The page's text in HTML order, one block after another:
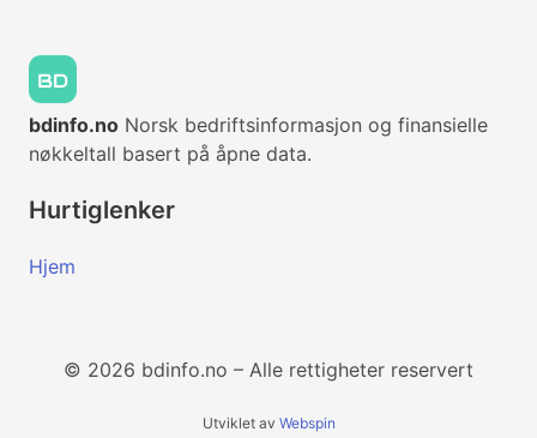
bdinfo.no Norsk bedriftsinformasjon og finansielle
nøkkeltall basert på åpne data.
Hurtiglenker
Hjem
© 2026 bdinfo.no – Alle rettigheter reservert
Utviklet av Webspin